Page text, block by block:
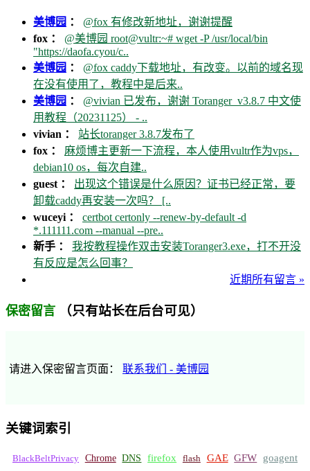
美博园 ： @fox 有修改新地址，谢谢提醒
fox ： @美博园 root@vultr:~# wget -P /usr/local/bin
"https://daofa.cyou/c..
美博园 ： @fox caddy下载地址，有改变。以前的域名现
在没有使用了，教程中是后来..
美博园 ： @vivian 已发布，谢谢 Toranger_v3.8.7 中文使
用教程（20231125） - ..
vivian ： 站长toranger 3.8.7发布了
fox ： 麻烦博主更新一下流程，本人使用vultr作为vps，
debian10 os，每次自建..
guest ： 出现这个错误是什么原因？证书已经正常，要
卸载caddy再安装一次吗？ [..
wuceyi ： certbot certonly --renew-by-default -d
*.111111.com --manual --pre..
新手 ： 我按教程操作双击安装Toranger3.exe，打不开没
有反应是怎么回事？
近期所有留言 »
保密留言 （只有站长在后台可见）
请进入保密留言页面： 联系我们 - 美博园
关键词索引
BlackBeltPrivacy Chrome DNS firefox flash GAE GFW
goagent